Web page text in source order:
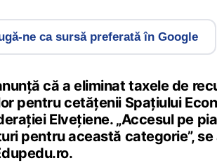
ne ca sursă preferată în Google
că a eliminat taxele de
pentru cetățenii Spațiului
Elvețiene. „Accesul pe
pentru această categorie”,